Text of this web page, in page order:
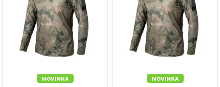
NOVINKA NOVINKA
SPACÁKY
LEHÁTKA
KRESLÁ A STOLIČKY
ČELOVKY A SVETLÁ